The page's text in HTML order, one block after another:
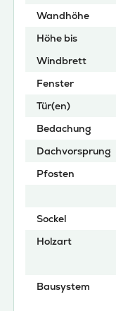
Wandhöhe
Höhe bis
Windbrett
Fenster
Tür(en)
Bedachung
Dachvorsprung
Pfosten
Sockel
Holzart
Bausystem